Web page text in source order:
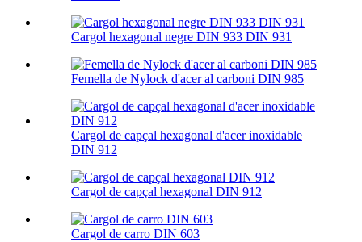
Cargol hexagonal negre DIN 933 DIN 931
Femella de Nylock d'acer al carboni DIN 985
Cargol de capçal hexagonal d'acer inoxidable
DIN 912
Cargol de capçal hexagonal DIN 912
Cargol de carro DIN 603